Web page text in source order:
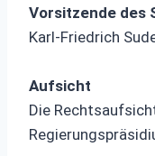
Vorsitzende des
Karl-Friedrich
Aufsicht
Die